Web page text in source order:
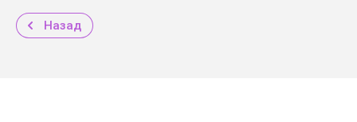
Назад